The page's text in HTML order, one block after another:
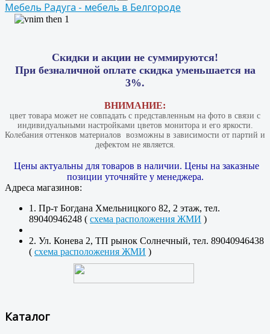
Мебель Радуга - мебель в Белгороде
Скидки и акции не суммируются!
При безналичной оплате скидка уменьшается на
3%.
ВНИМАНИЕ:
цвет товара может не совпадать с представленным на фото в связи с
индивидуальными настройками цветов монитора и его яркости.
Колебания оттенков материалов​ ​ возможны в зависимости от партий и
дефектом не является.
Цены актуальны для товаров в наличии. Цены на заказные
позиции уточняйте у менеджера.
Адреса магазинов:
1. Пр-т Богдана Хмельницкого 82, 2 этаж, тел.
89040946248 ( схема расположения ЖМИ )
2. Ул. Конева 2, ТП рынок Солнечный, тел. 89040946438
( схема расположения ЖМИ )
Каталог